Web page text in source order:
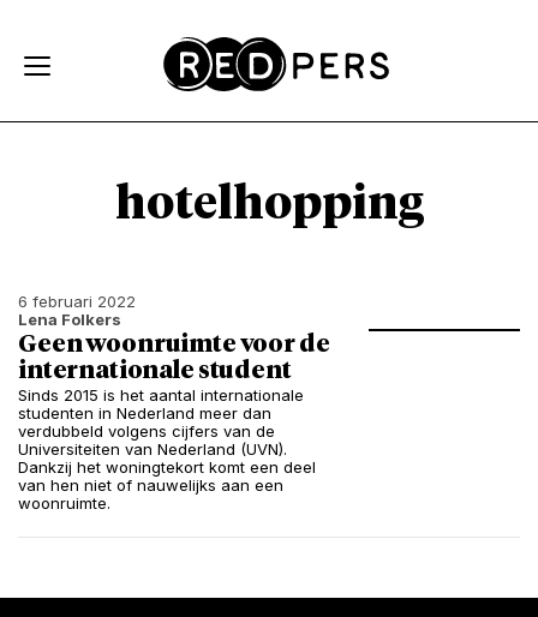
hotelhopping
6 februari 2022
Lena Folkers
Geen woonruimte voor de
internationale student
Sinds 2015 is het aantal internationale
studenten in Nederland meer dan
verdubbeld volgens cijfers van de
Universiteiten van Nederland (UVN).
Dankzij het woningtekort komt een deel
van hen niet of nauwelijks aan een
woonruimte.